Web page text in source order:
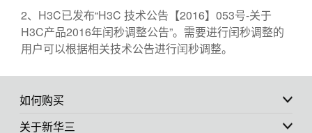
2、H3C已发布“H3C 技术公告【2016】053号-关于
H3C产品2016年闰秒调整公告”。需要进行闰秒调整的
用户可以根据相关技术公告进行闰秒调整。
如何购买
关于新华三